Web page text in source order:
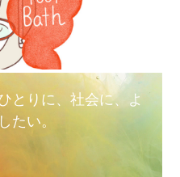
とりに、社会に、よ
たい。